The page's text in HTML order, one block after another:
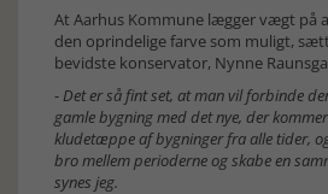
At Aarhus Kommune lægger vægt på
den oprindelige farve som muligt,
bevidste konservator, Nynne
-Det er så fint set, at man vil forbinde
gamle bygning med det nye, der
kludetæppe af bygninger fra alle tider,
bro mellem perioderne og skabe en
synes jeg.